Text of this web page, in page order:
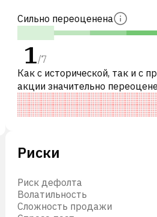
Сильно переоценена
1/7
Как с исторической, так и с
акции значительно
аналогичными акциями. В
переоценена по P/E и «д
Риски
Риск дефолта
Волатильность
Сложность продажи